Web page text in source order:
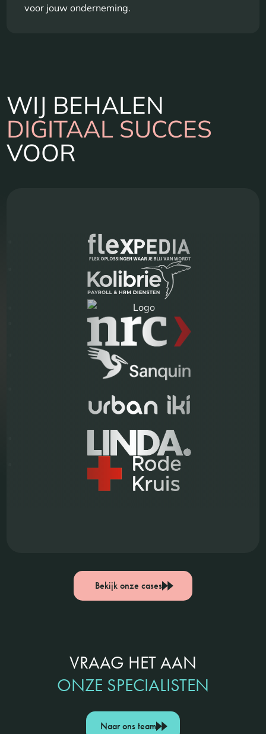
voor jouw onderneming.
WIJ BEHALEN
DIGITAAL SUCCES
VOOR
Bekijk onze cases
VRAAG HET AAN
ONZE SPECIALISTEN
Naar ons team